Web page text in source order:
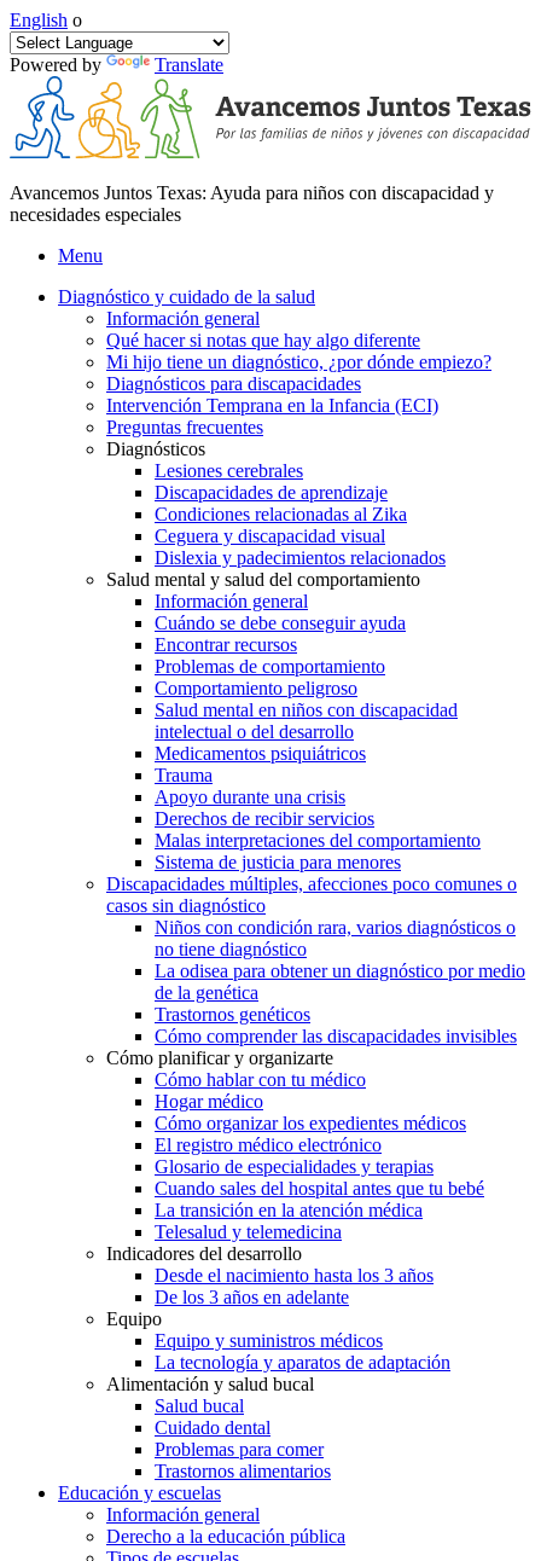
English o
Powered by Translate
Avancemos Juntos Texas: Ayuda para niños con discapacidad y
necesidades especiales
Menu
Diagnóstico y cuidado de la salud
Información general
Qué hacer si notas que hay algo diferente
Mi hijo tiene un diagnóstico, ¿por dónde empiezo?
Diagnósticos para discapacidades
Intervención Temprana en la Infancia (ECI)
Preguntas frecuentes
Diagnósticos
Lesiones cerebrales
Discapacidades de aprendizaje
Condiciones relacionadas al Zika
Ceguera y discapacidad visual
Dislexia y padecimientos relacionados
Salud mental y salud del comportamiento
Información general
Cuándo se debe conseguir ayuda
Encontrar recursos
Problemas de comportamiento
Comportamiento peligroso
Salud mental en niños con discapacidad
intelectual o del desarrollo
Medicamentos psiquiátricos
Trauma
Apoyo durante una crisis
Derechos de recibir servicios
Malas interpretaciones del comportamiento
Sistema de justicia para menores
Discapacidades múltiples, afecciones poco comunes o
casos sin diagnóstico
Niños con condición rara, varios diagnósticos o
no tiene diagnóstico
La odisea para obtener un diagnóstico por medio
de la genética
Trastornos genéticos
Cómo comprender las discapacidades invisibles
Cómo planificar y organizarte
Cómo hablar con tu médico
Hogar médico
Cómo organizar los expedientes médicos
El registro médico electrónico
Glosario de especialidades y terapias
Cuando sales del hospital antes que tu bebé
La transición en la atención médica
Telesalud y telemedicina
Indicadores del desarrollo
Desde el nacimiento hasta los 3 años
De los 3 años en adelante
Equipo
Equipo y suministros médicos
La tecnología y aparatos de adaptación
Alimentación y salud bucal
Salud bucal
Cuidado dental
Problemas para comer
Trastornos alimentarios
Educación y escuelas
Información general
Derecho a la educación pública